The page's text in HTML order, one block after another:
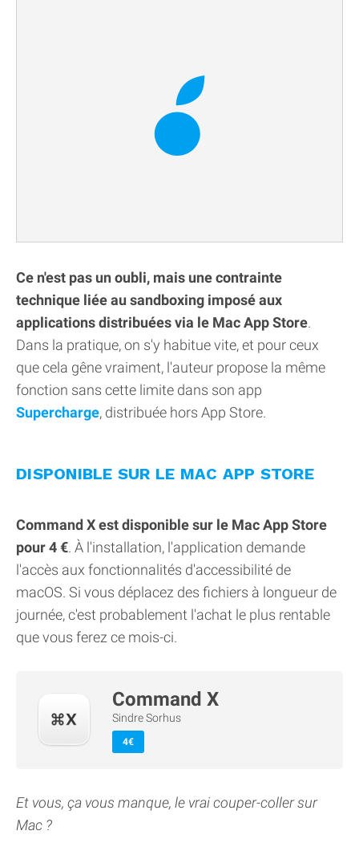
Ce n'est pas un oubli, mais une contrainte
technique liée au sandboxing imposé aux
applications distribuées via le Mac App Store.
Dans la pratique, on s'y habitue vite, et pour ceux
que cela gêne vraiment, l'auteur propose la même
fonction sans cette limite dans son app
Supercharge, distribuée hors App Store.
DISPONIBLE SUR LE MAC APP STORE
Command X est disponible sur le Mac App Store
pour 4 €. À l'installation, l'application demande
l'accès aux fonctionnalités d'accessibilité de
macOS. Si vous déplacez des fichiers à longueur de
journée, c'est probablement l'achat le plus rentable
que vous ferez ce mois-ci.
Command X
Sindre Sorhus
4€
Et vous, ça vous manque, le vrai couper-coller sur
Mac ?